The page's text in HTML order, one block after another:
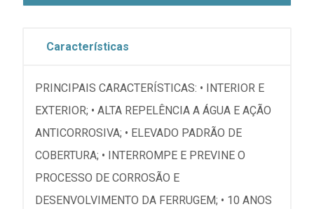
Características
PRINCIPAIS CARACTERÍSTICAS: • INTERIOR E
EXTERIOR; • ALTA REPELÊNCIA A ÁGUA E AÇÃO
ANTICORROSIVA; • ELEVADO PADRÃO DE
COBERTURA; • INTERROMPE E PREVINE O
PROCESSO DE CORROSÃO E
DESENVOLVIMENTO DA FERRUGEM; • 10 ANOS